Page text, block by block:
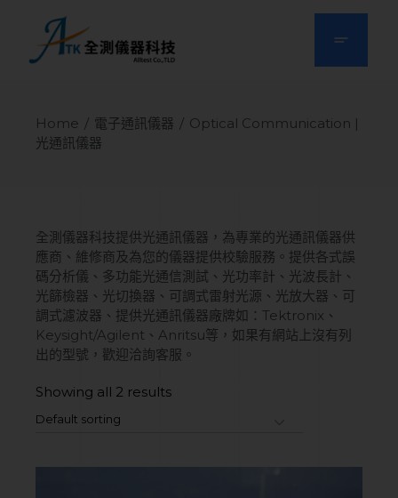
Home 電子通訊儀器
Optical Communication |
光通訊儀器
全測儀器科技提供光通訊儀器，為專業的光通訊儀器供
應商、維修商及為您的儀器提供校驗服務。提供各式誤
碼分析儀、多功能光通信測試、光功率計、光波長計、
光篩檢器、光切換器、可調式雷射光源、光放大器、可
調式濾波器、提供光通訊儀器廠牌如：Tektronix、
Keysight/Agilent、Anritsu等，如果有網站上沒有列
出的型號，歡迎洽詢客服。
Showing all 2 results
Default sorting